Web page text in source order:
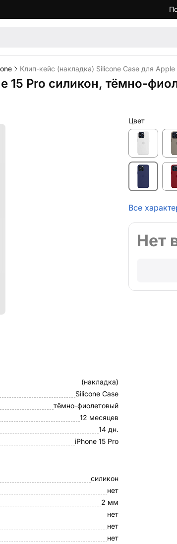
Клип-кейс (накладка) Silicone Case для
15 Pro силикон, тёмно-
(накладка)
Silicone Case
тёмно-фиолетовый
12 месяцев
14 дн.
iPhone 15 Pro
силикон
нет
2 мм
нет
нет
нет
Цвет
Все
Нет